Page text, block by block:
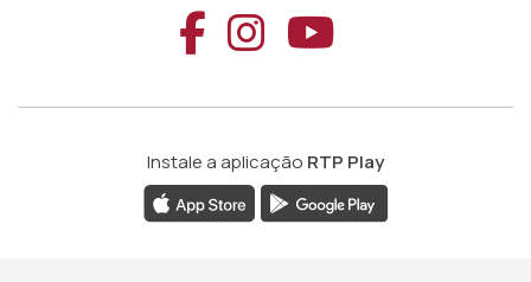
Aceder ao
Aceder ao
Aceder
Instale a aplicação RTP Play